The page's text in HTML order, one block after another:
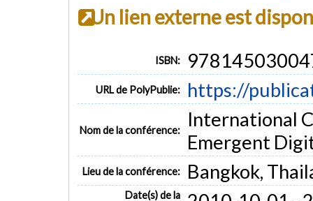
Un lien externe est
ISBN:
URL de PolyPublie: https://
Nom de la conférence:
International
Emergent
Lieu de la conférence: Bangkok,
Date(s) de la